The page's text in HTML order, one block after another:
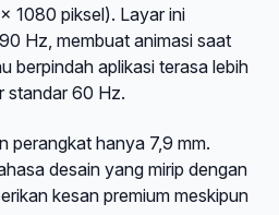
1080 piksel). Layar ini
Hz, membuat animasi saat
berpindah aplikasi terasa lebih
standar 60 Hz.
perangkat hanya 7,9 mm.
desain yang mirip dengan
kesan premium meskipun